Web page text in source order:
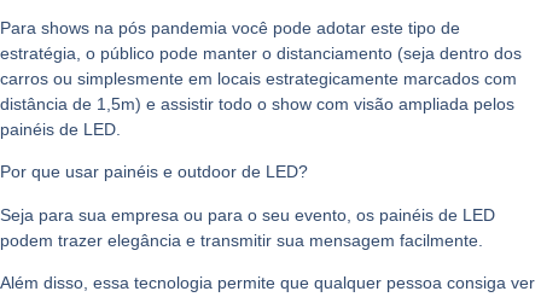
Para shows na pós pandemia você pode adotar este tipo de
estratégia, o público pode manter o distanciamento (seja dentro dos
carros ou simplesmente em locais estrategicamente marcados com
distância de 1,5m) e assistir todo o show com visão ampliada pelos
painéis de LED.
Por que usar painéis e outdoor de LED?
Seja para sua empresa ou para o seu evento, os painéis de LED
podem trazer elegância e transmitir sua mensagem facilmente.
Além disso, essa tecnologia permite que qualquer pessoa consiga ver